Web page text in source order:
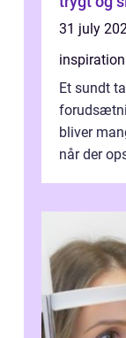
31 july
inspiration
Et sundt
bliver
når der